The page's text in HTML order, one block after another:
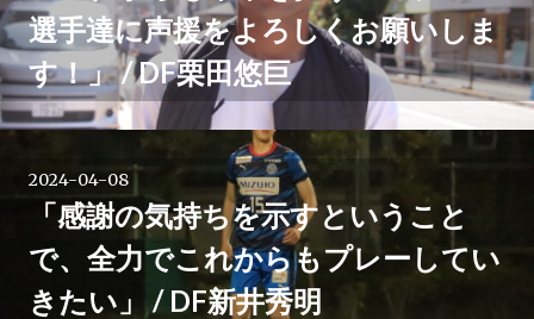
選手達に声援をよろしくお願いしま
す！」 / DF栗田悠巨
2024-04-08
「感謝の気持ちを示すということ
で、全力でこれからもプレーしてい
きたい」 / DF新井秀明